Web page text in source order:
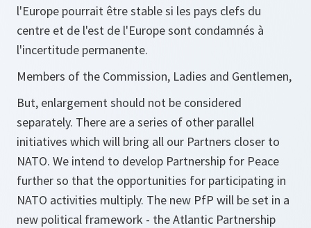
l'Europe pourrait être stable si les pays clefs du
centre et de l'est de l'Europe sont condamnés à
l'incertitude permanente.
Members of the Commission, Ladies and Gentlemen,
But, enlargement should not be considered
separately. There are a series of other parallel
initiatives which will bring all our Partners closer to
NATO. We intend to develop Partnership for Peace
further so that the opportunities for participating in
NATO activities multiply. The new PfP will be set in a
new political framework - the Atlantic Partnership